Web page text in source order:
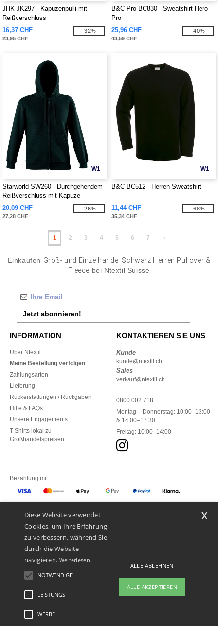
JHK JK297 - Kapuzenpulli mit
Reißverschluss
16,37 CHF
23,95 CHF
-32%
B&C Pro BC830 - Sweatshirt Hero
Pro
25,96 CHF
43,59 CHF
-40%
W1
Starworld SW260 - Durchgehendem
Reißverschluss mit Kapuze
20,09 CHF
27,28 CHF
-26%
W1
B&C BC512 - Herren Sweatshirt
11,44 CHF
35,34 CHF
-68%
1 2 3 4 5 6 7 »
Einkaufen Groß- und Einzelhandel Schwarz Herren Pullover &
Fleece bei Ntextil Suisse
Jetzt abonnieren!
INFORMATION
Über Ntextil
Meine Bestellung verfolgen
Zahlungsarten
Lieferung
Rückerstattungen / Rückgaben
Hilfe & FAQs
Unsere Engagements
T-Shirts lokal zu
Großhandelspreisen
KONTAKTIEREN SIE UNS
Kunde
kunde@ntextil.ch
Sales
verkauf@ntextil.ch
0800 002 718
Montag – Donnerstag: 10:00–13:00
& 14:00–17:30
Freitag: 10:00–14:00
Bezahlung mit
Unsere Paketzusteller
Rechtliche Hinweise
Diese Website verwendet
Cookies, um Ihre Erfahrung
zu verbessern, während Sie
durch die Website
navigieren. Weiterlesen
NOTWENDIGE
LEISTUNGS
WERBE
ALLE ABLEHNEN
ALLE AKZEPTIEREN
x